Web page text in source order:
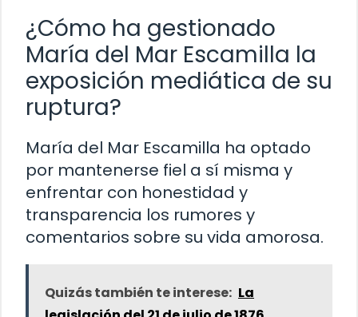
¿Cómo ha gestionado
María del Mar Escamilla la
exposición mediática de su
ruptura?
María del Mar Escamilla ha optado
por mantenerse fiel a sí misma y
enfrentar con honestidad y
transparencia los rumores y
comentarios sobre su vida amorosa.
Quizás también te interese: La